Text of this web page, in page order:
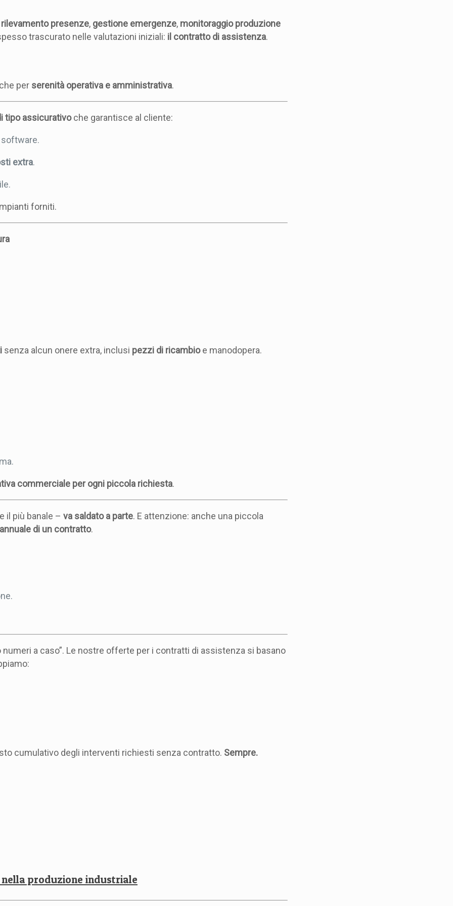
rilevamento presenze, gestione emergenze, monitoraggio produzione
trascurato nelle valutazioni iniziali: il contratto di assistenza.
per serenità operativa e amministrativa.
tipo assicurativoche garantisce al cliente:
extra.
forniti.
senza alcun onere extra, inclusi pezzi di ricambioe manodopera.
commerciale per ogni piccola richiesta.
il più banale – va saldato a parte. E attenzione: anche una piccola
di un contratto.
numeri a caso”. Le nostre offerte per i contratti di assistenza si basano
cumulativo degli interventi richiesti senza contratto. Sempre.
produzione industriale